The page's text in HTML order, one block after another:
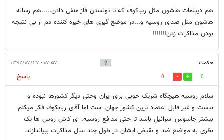
هم دیپلمات هاشون مثل ریباکوف که تا تونستن فاز منفی دادن.....هم رسانه
هاشون مثل صدای روسیه و...در موضع گیری های خیره کننده دم از بی نتیجه
بودن مذاکرات زدن!!!!!!!
حکمت ۰۷:۵۷ - ۱۳۹۲/۰۷/۲۷
0
0
پاسخ
سلام روسیه هیچگاه شریک خوبی برای ایران وحتی دیگر کشورها نبوده و
نیست و غیر قابل اعتماد ترین کشور جهان است اما آقای ربابکوف فکر میکنم
بیشتر جاسوس اسرائیل باشد تا حتی مدافع روسیه. ای کاش روس ها یک
نظری به مواضع ضد و نقیض ایشان در طول چند سال مذاکرات ببیاندازند.